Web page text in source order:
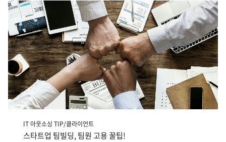
발자들이 설명하는 이야기를 고 지곳대로 믿을 수밖에 없는 난처한 상황
이 발생한다고 호소합니다. 하지만 다양한 개발 언어들을 영역별로 한 번
에 알기는 어려운 일입니다. 이번에는 '스타트업 대표도 알아야 하는 백엔
드(Back end) 개발 언어 JAVA와 PHP'에 대해 알아보는 시간을 가지려..
IT 아웃소싱 TIP/클라이언트
스타트업 팀빌딩, 팀원 고용 꿀팁!